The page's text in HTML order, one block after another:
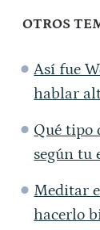
OTROS
Así fue
hablar
Qué tipo
según tu
Meditar
hacerlo